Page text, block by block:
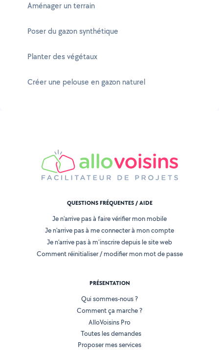
Aménager un terrain
Poser du gazon synthétique
Planter des végétaux
Créer une pelouse en gazon naturel
QUESTIONS FRÉQUENTES / AIDE
Je n'arrive pas à faire vérifier mon mobile
Je n'arrive pas à me connecter à mon compte
Je n'arrive pas à m'inscrire depuis le site web
Comment réinitialiser / modifier mon mot de passe
PRÉSENTATION
Qui sommes-nous ?
Comment ça marche ?
AlloVoisins Pro
Toutes les demandes
Proposer mes services